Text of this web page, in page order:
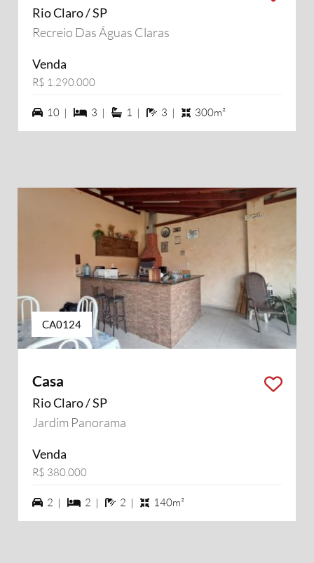
Rio Claro / SP
Recreio Das Águas Claras
Venda
R$ 1.290.000
10 vagas na garagem
10 | 3 dormiórios
3 | 1 suítes
1 | 3 banheiros
3 | 300m²
CA0124
Casa
Rio Claro / SP
Jardim Panorama
Venda
R$ 380.000
2 vagas na garagem
2 | 2 dormiórios
2 | 2 banheiros
2 | 140m²